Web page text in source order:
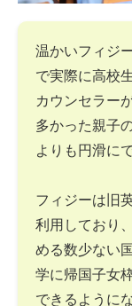
温かいフィジ
で実際に高校
カウンセラー
多かった親子
よりも円滑に
フィジーは旧
利用しており
める数少ない
学に帰国子女
できるように